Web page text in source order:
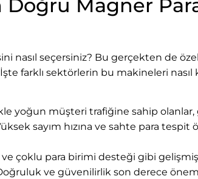
Magner
nasıl seçersiniz? Bu gerçekten de özel
İşte farklı sektörlerin bu makineleri
yoğun müşteri trafiğine sahip olanlar,
sayım hızına ve sahte para tespit
ve çoklu para birimi desteği gibi
ve güvenilirlik son derece